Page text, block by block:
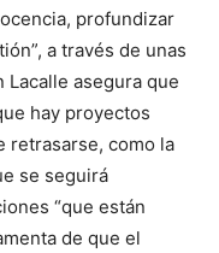
profundizar
a través de unas
Lacalle asegura que
hay proyectos
retrasarse, como la
se seguirá
“que están
de que el